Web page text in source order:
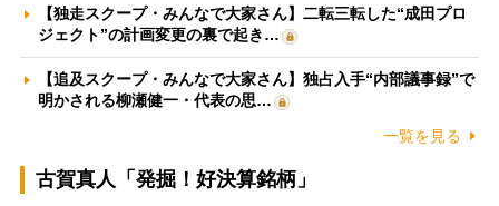
【独走スクープ・みんなで大家さん】二転三転した“成田プロ
ジェクト”の計画変更の裏で起き…
【追及スクープ・みんなで大家さん】独占入手“内部議事録”で
明かされる柳瀬健一・代表の思…
一覧を見る
古賀真人「発掘！好決算銘柄」